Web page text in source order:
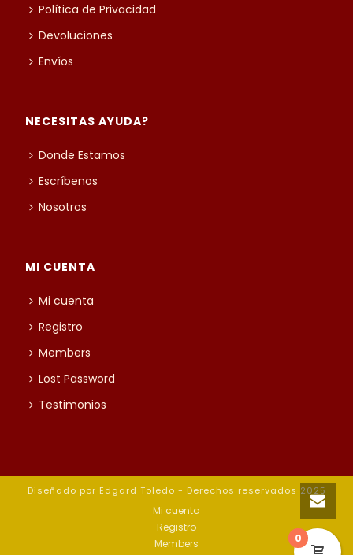
Política de Privacidad
Devoluciones
Envíos
NECESITAS AYUDA?
Donde Estamos
Escríbenos
Nosotros
MI CUENTA
Mi cuenta
Registro
Members
Lost Password
Testimonios
Diseñado por Edgard Toledo - Derechos reservados 2025
Mi cuenta
Registro
Members
0